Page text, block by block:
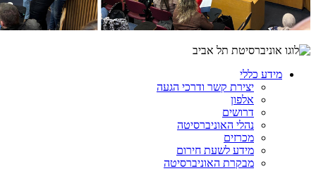
מידע כללי
יצירת קשר ודרכי הגעה
אלפון
דרושים
נהלי האוניברסיטה
מכרזים
מידע לשעת חירום
מבקרת האוניברסיטה